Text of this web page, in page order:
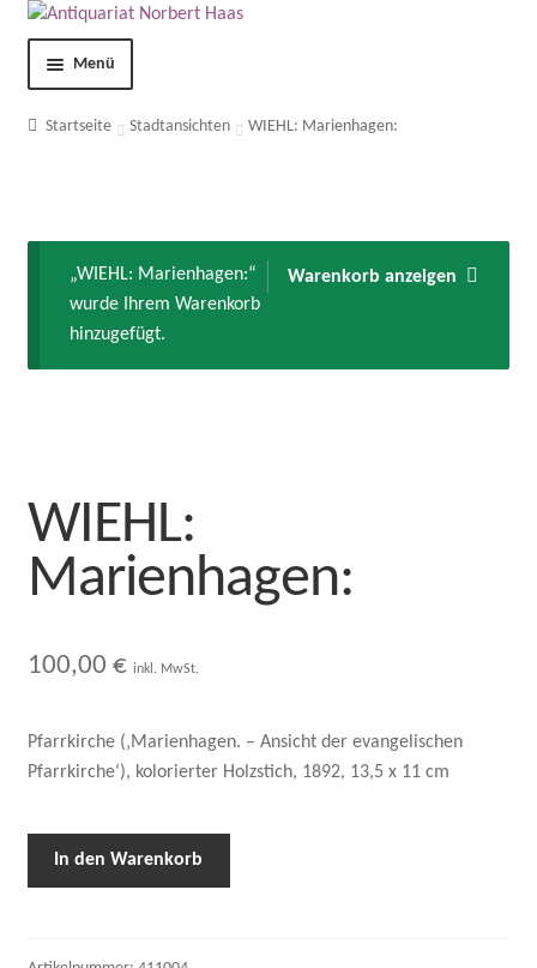
Menü
Shop
Über uns
Impressum
Mein Konto
Startseite Stadtansichten WIEHL: Marienhagen:
Warenkorb anzeigen
„WIEHL: Marienhagen:“
wurde Ihrem Warenkorb
hinzugefügt.
WIEHL:
Marienhagen:
100,00 € inkl. MwSt.
Pfarrkirche (‚Marienhagen. – Ansicht der evangelischen
Pfarrkirche‘), kolorierter Holzstich, 1892, 13,5 x 11 cm
In den Warenkorb